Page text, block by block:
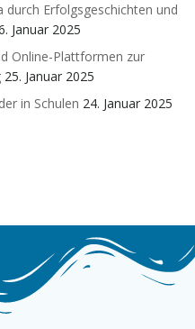
durch Erfolgsgeschichten und
Januar 2025
Online-Plattformen zur
25. Januar 2025
in Schulen 24. Januar 2025